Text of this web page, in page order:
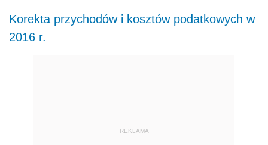
Korekta przychodów i kosztów podatkowych w
2016 r.
REKLAMA